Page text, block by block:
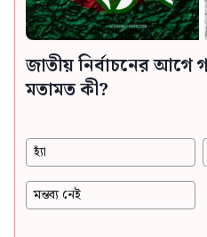
জাতীয় নির্বাচনের
মতামত কী?
হ্যাঁ
মন্তব্য নেই